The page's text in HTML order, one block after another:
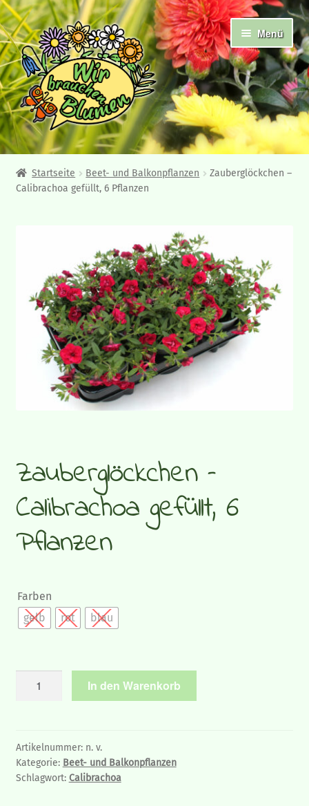
Zur
Navigation
springen
Zum
Inhalt
springen
Menü
Abholshop
Angebote und Neuheiten
Frühjahrsblüher
Beet- und Balkonpflanzen
Gemüsepflanzen
Sommerflor
Gräser und Blattschmuckpflanzen
Herbstpflanzen und Stauden
Zimmerpflanzen
Startseite Beet- und Balkonpflanzen
Zauberglöckchen –
Calibrachoa gefüllt, 6 Pflanzen
Zauberglöckchen –
Calibrachoa gefüllt, 6
Pflanzen
Farben
gelb
rot blau
6
Pflanzen
Menge
In den Warenkorb
Artikelnummer: n. v.
Kategorie: Beet- und Balkonpflanzen
Schlagwort: Calibrachoa